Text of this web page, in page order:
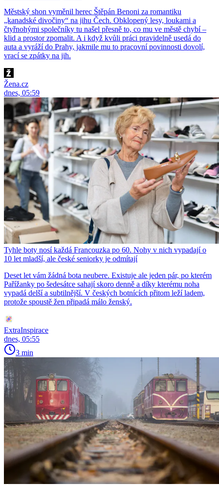
Městský shon vyměnil herec Štěpán Benoni za romantiku
„kanadské divočiny“ na jihu Čech. Obklopený lesy, loukami a
čtyřnohými společníky tu našel přesně to, co mu ve městě chybí –
klid a prostor zpomalit. A i když kvůli práci pravidelně usedá do
auta a vyráží do Prahy, jakmile mu to pracovní povinnosti dovolí,
vrací se zpátky na jih.
Žena.cz
dnes, 05:59
Tyhle boty nosí každá Francouzka po 60. Nohy v nich vypadají o
10 let mladší, ale české seniorky je odmítají
Deset let vám žádná bota neubere. Existuje ale jeden pár, po kterém
Pařížanky po šedesátce sahají skoro denně a díky kterému noha
vypadá delší a subtilnější. V českých botnících přitom leží ladem,
protože spoustě žen připadá málo ženský.
ExtraInspirace
dnes, 05:55
3 min